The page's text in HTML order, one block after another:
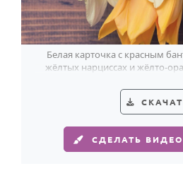
Белая карточка с красным
жёлтых нарциссах и жёлто-
СДЕЛАТЬ